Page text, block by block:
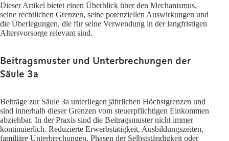
Dieser Artikel bietet einen Überblick über den Mechanismus,
seine rechtlichen Grenzen, seine potenziellen Auswirkungen und
die Überlegungen, die für seine Verwendung in der langfristigen
Altersvorsorge relevant sind.
Beitragsmuster und Unterbrechungen der
Säule 3a
Beiträge zur Säule 3a unterliegen jährlichen Höchstgrenzen und
sind innerhalb dieser Grenzen vom steuerpflichtigen Einkommen
abziehbar. In der Praxis sind die Beitragsmuster nicht immer
kontinuierlich. Reduzierte Erwerbstätigkeit, Ausbildungszeiten,
familiäre Unterbrechungen, Phasen der Selbstständigkeit oder